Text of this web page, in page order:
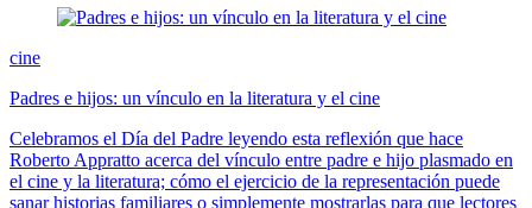
cine
Padres e hijos: un vínculo en la literatura y el cine
Celebramos el Día del Padre leyendo esta reflexión que hace
Roberto Appratto acerca del vínculo entre padre e hijo plasmado en
el cine y la literatura; cómo el ejercicio de la representación puede
sanar historias familiares o simplemente mostrarlas para que lectores